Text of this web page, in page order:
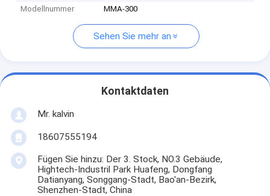
Modellnummer
MMA-300
Sehen Sie mehr an
Kontaktdaten
Mr. kalvin
18607555194
Fügen Sie hinzu: Der 3. Stock, NO.3 Gebäude,
Hightech-Industril Park Huafeng, Dongfang
Datianyang, Songgang-Stadt, Bao'an-Bezirk,
Shenzhen-Stadt, China